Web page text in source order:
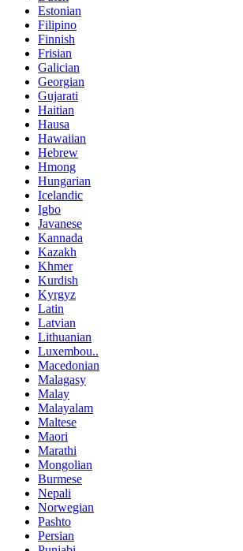
Estonian
Filipino
Finnish
Frisian
Galician
Georgian
Gujarati
Haitian
Hausa
Hawaiian
Hebrew
Hmong
Hungarian
Icelandic
Igbo
Javanese
Kannada
Kazakh
Khmer
Kurdish
Kyrgyz
Latin
Latvian
Lithuanian
Luxembou..
Macedonian
Malagasy
Malay
Malayalam
Maltese
Maori
Marathi
Mongolian
Burmese
Nepali
Norwegian
Pashto
Persian